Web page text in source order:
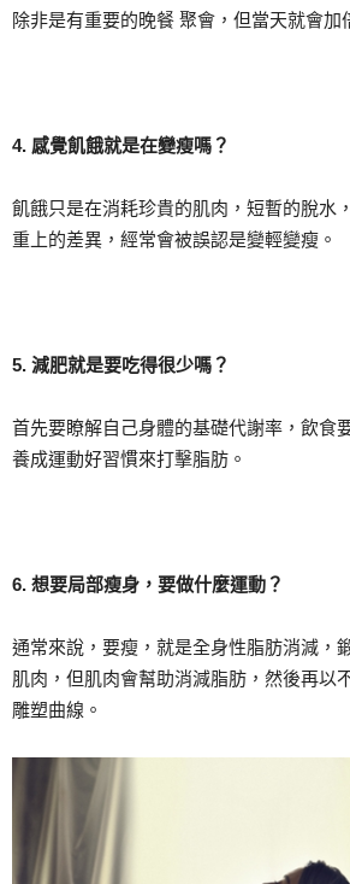
除非是有重要的晚餐 聚會，但當天就會加
4. 感覺飢餓就是在變瘦嗎？
飢餓只是在消耗珍貴的肌肉，短暫的脫水
重上的差異，經常會被誤認是變輕變瘦。
5. 減肥就是要吃得很少嗎？
首先要瞭解自己身體的基礎代謝率，飲食
養成運動好習慣來打擊脂肪。
6. 想要局部瘦身，要做什麼運動？
通常來說，要瘦，就是全身性脂肪消減，
肌肉，但肌肉會幫助消減脂肪，然後再以
雕塑曲線。